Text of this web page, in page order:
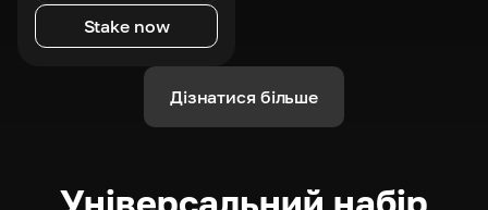
Stake now
Дізнатися більше